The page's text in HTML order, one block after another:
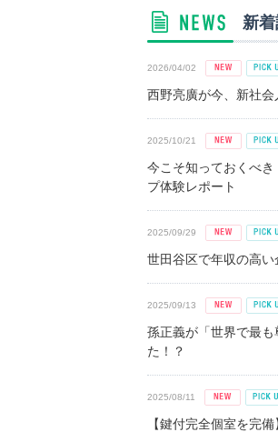
新
2026/04/02
西野亮廣が今、新社
2025/10/21
今こそ知っておくべ
プ体験レポート
2025/09/29
世田谷区で年収の高
2025/09/13
孫正義が「世界で最
た！？
2025/08/11
【鍵付完全個室を完